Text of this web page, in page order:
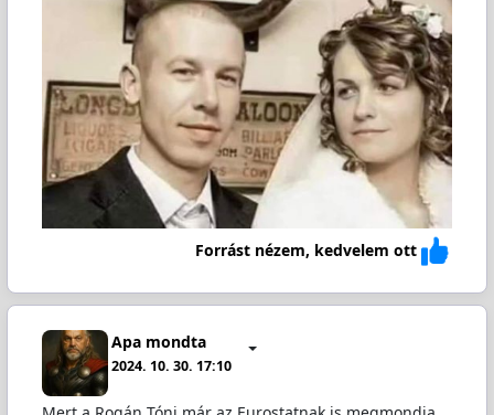
Forrást nézem, kedvelem ott
Apa mondta
2024. 10. 30. 17:10